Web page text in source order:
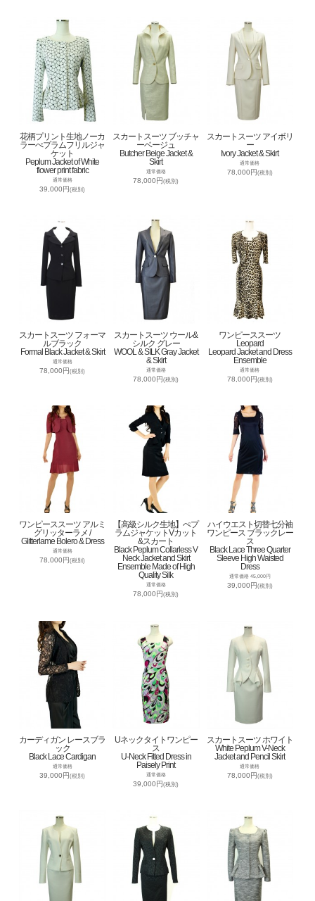
花柄プリント生地ノーカ
ラーぺプラムフリルジャ
ケット
Peplum Jacket of White
flower print fabric
通常価格
39,000円(税別)
スカートスーツ ブッチャ
ーベージュ
Butcher Beige Jacket &
Skirt
通常価格
78,000円(税別)
スカートスーツ アイボリ
ー
Ivory Jacket & Skirt
通常価格
78,000円(税別)
スカートスーツ フォーマ
ルブラック
Formal Black Jacket & Skirt
通常価格
78,000円(税別)
スカートスーツ ウール&
シルク グレー
WOOL & SILK Gray Jacket
& Skirt
通常価格
78,000円(税別)
ワンピーススーツ
Leopard
Leopard Jacket and Dress
Ensemble
通常価格
78,000円(税別)
ワンピーススーツ アルミ
グリッターラメ /
Glitterlame Bolero & Dress
通常価格
78,000円(税別)
【高級シルク生地】ぺプ
ラムジャケットVカット
&スカート
Black Peplum Collarless V
Neck Jacket and Skirt
Ensemble Made of High
Quality Silk
通常価格
78,000円(税別)
ハイウエスト切替七分袖
ワンピース ブラックレー
ス
Black Lace Three Quarter
Sleeve High Waisted
Dress
通常価格 45,000円
39,000円(税別)
カーディガン レースブラ
ック
Black Lace Cardigan
通常価格
39,000円(税別)
Uネックタイトワンピー
ス
U-Neck Fitted Dress in
Paisely Print
通常価格
39,000円(税別)
スカートスーツ ホワイト
White Peplum V-Neck
Jacket and Pencil Skirt
通常価格
78,000円(税別)